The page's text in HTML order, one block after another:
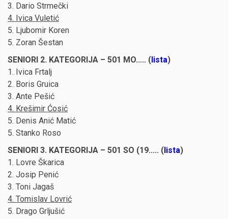
3. Dario Strmečki
4. Ivica Vuletić
5. Ljubomir Koren
5. Zoran Šestan
SENIORI 2. KATEGORIJA – 501 MO..... ( lista)
1. Ivica Frtalj
2. Boris Gruica
3. Ante Pešić
4. Krešimir Ćosić
5. Denis Anić Matić
5. Stanko Roso
SENIORI 3. KATEGORIJA – 501 SO (19..... ( lista)
1. Lovre Škarica
2. Josip Penić
3. Toni Jagaš
4. Tomislav Lovrić
5. Drago Grljušić